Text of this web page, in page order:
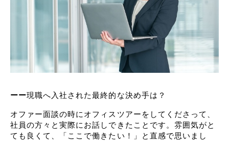
ーー現職へ入社された最終的な決め手は？
オファー面談の時にオフィスツアーをしてくださって、
社員の方々と実際にお話しできたことです。雰囲気がと
ても良くて、「ここで働きたい！」と直感で思いまし